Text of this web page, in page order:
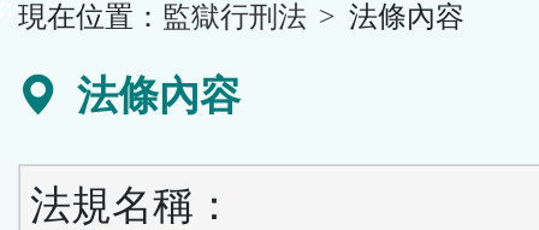
區
現在位置： 監獄行刑法 法條內容
法條內容
法規名稱：